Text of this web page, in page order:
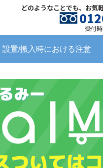
どのようなことでも、お気
受付
設置/搬入時における注意